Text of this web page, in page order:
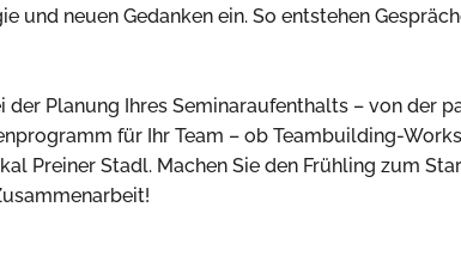
und neuen Gedanken ein. So entstehen
der Planung Ihres Seminaraufenthalts – von der
für Ihr Team – ob Teambuilding-
Preiner Stadl. Machen Sie den Frühling zum